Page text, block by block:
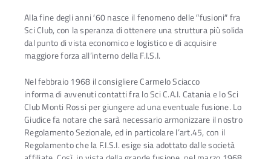
Alla fine degli anni ′60 nasce il fenomeno delle ″fusioni″ fra
Sci Club, con la speranza di ottenere una struttura più solida
dal punto di vista economico e logistico e di acquisire
maggiore forza all’interno della F.I.S.I.
Nel febbraio 1968 il consigliere Carmelo Sciacco
informa di avvenuti contatti fra lo Sci C.A.I. Catania e lo Sci
Club Monti Rossi per giungere ad una eventuale fusione. Lo
Giudice fa notare che sarà necessario armonizzare il nostro
Regolamento Sezionale, ed in particolare l’art.45, con il
Regolamento che la F.I.S.I. esige sia adottato dalle società